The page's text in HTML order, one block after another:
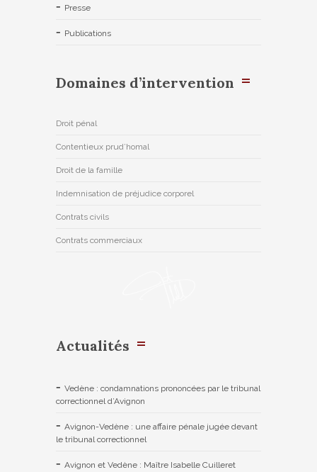
Presse
Publications
Domaines d’intervention
Droit pénal
Contentieux prud’homal
Droit de la famille
Indemnisation de préjudice corporel
Contrats civils
Contrats commerciaux
Actualités
Vedène : condamnations prononcées par le tribunal
correctionnel d’Avignon
Avignon-Vedène : une affaire pénale jugée devant
le tribunal correctionnel
Avignon et Vedène : Maître Isabelle Cuilleret